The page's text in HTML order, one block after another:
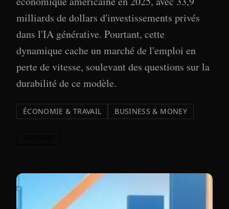
milliards de dollars d'investissements privés
dans l'IA générative. Pourtant, cette
dynamique cache un marché de l'emploi en
perte de vitesse, soulevant des questions sur la
durabilité de ce modèle.
ÉCONOMIE & TRAVAIL BUSINESS & MONEY